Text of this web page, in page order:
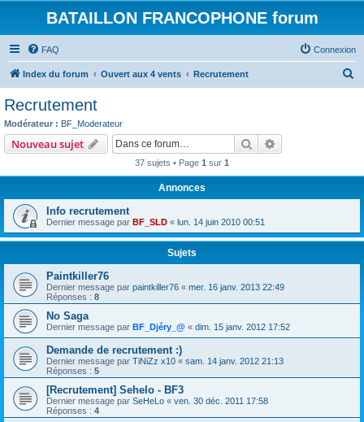
BATAILLON FRANCOPHONE forum
FAQ Connexion
Index du forum Ouvert aux 4 vents Recrutement
Recrutement
Modérateur : BF_Moderateur
Nouveau sujet Rechercher
37 sujets • Page 1 sur 1
Annonces
Info recrutement
Dernier message par BF_SLD « lun. 14 juin 2010 00:51
Sujets
Paintkiller76
Dernier message par paintkiller76 « mer. 16 janv. 2013 22:49
Réponses : 8
No Saga
Dernier message par BF_Djéry_@ « dim. 15 janv. 2012 17:52
Demande de recrutement :)
Dernier message par TiNiZz x10 « sam. 14 janv. 2012 21:13
Réponses : 5
[Recrutement] Sehelo - BF3
Dernier message par SeHeLo « ven. 30 déc. 2011 17:58
Réponses : 4